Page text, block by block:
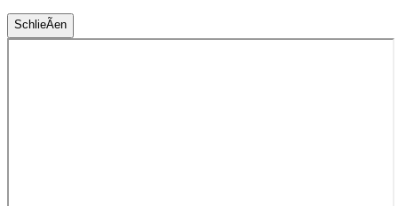
SchlieÃen